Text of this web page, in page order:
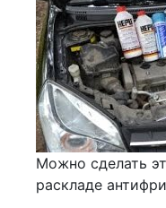
Можно сделать
раскладе